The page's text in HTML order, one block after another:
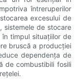
întreruperilor
excesului de
sistemele de stocare
timpul situațiilor de
bruscă a producției
dependența de
de combustibili fosili